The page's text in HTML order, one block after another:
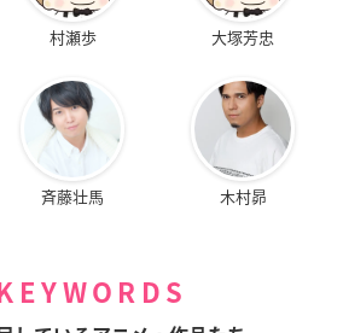
村瀬歩 大塚芳忠
斉藤壮馬 木村昴
KEYWORDS